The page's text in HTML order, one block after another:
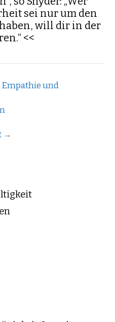
sei nur um den
will dir in der
<<
Empathie und
→